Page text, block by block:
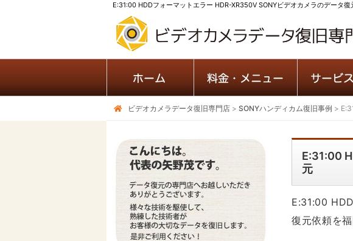
E:31:00 HDDフォーマットエラー HDR-XR350V SONYビデオカメラのデータ復
ビデオカメラデータ復旧専門店 > SONYハンディカム復旧事例 >
E:31:00
元
E:31:00
復元依頼を